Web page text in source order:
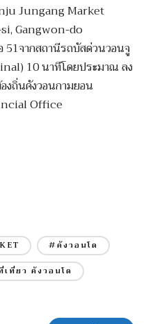
Jungang Market
Gangwon-do
51จากสถานีรถบัสด่วนวอนจู
10 นาทีโดยประมาณ ลง
งถิ่นคังวอนกามยอน
Office
#คังวอนโด
ที่ยว คังวอนโด